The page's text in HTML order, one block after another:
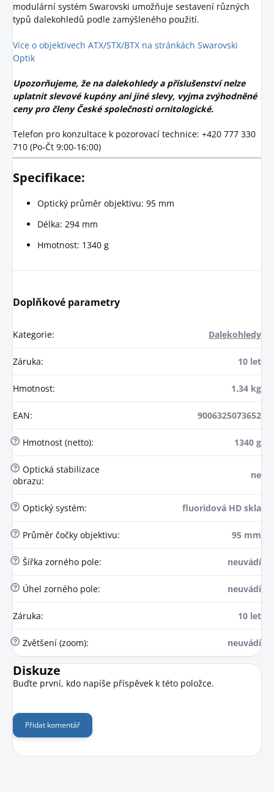
modulární systém Swarovski umožňuje sestavení různých
typů dalekohledů podle zamýšleného použití.
Více o objektivech ATX/STX/BTX na stránkách Swarovski
Optik
Upozorňujeme, že na dalekohledy a příslušenství nelze
uplatnit slevové kupóny ani jiné slevy, vyjma zvýhodněné
ceny pro členy České společnosti ornitologické.
Telefon pro konzultace k pozorovací technice: +420 777 330
710 (Po-Čt 9:00-16:00)
Specifikace:
Optický průměr objektivu: 95 mm
Délka: 294 mm
Hmotnost: 1340 g
Doplňkové parametry
Kategorie: Dalekohledy
Záruka: 10 let
Hmotnost: 1.34 kg
EAN: 9006325073652
? Hmotnost (netto): 1340 g
? Optická stabilizace
obrazu:
ne
? Optický systém: fluoridová HD skla
? Průměr čočky objektivu: 95 mm
? Šířka zorného pole: neuvádí
? Úhel zorného pole: neuvádí
Záruka: 10 let
? Zvětšení (zoom): neuvádí
Diskuze
Buďte první, kdo napíše příspěvek k této položce.
Přidat komentář